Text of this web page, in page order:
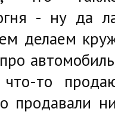
- ну да
делаем
то